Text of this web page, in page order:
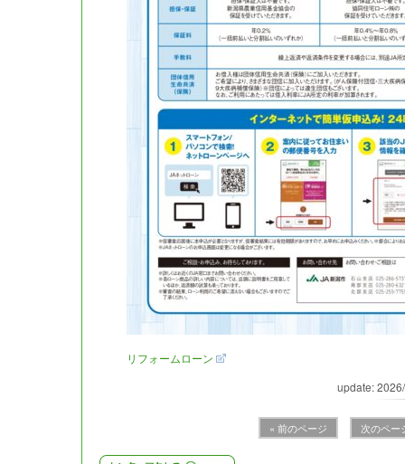
リフォームローン
update:
« 前のページ 次のペー